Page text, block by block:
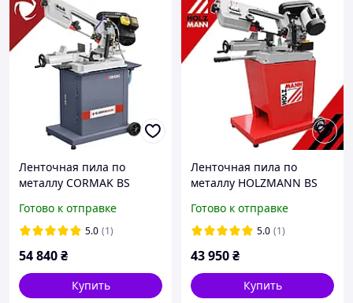
Ленточная пила по
металлу CORMAK BS
Готово к отправке
5.0 (1)
54 840₴
Купить
Ленточная пила по
металлу HOLZMANN BS
Готово к отправке
5.0 (1)
43 950₴
Купить